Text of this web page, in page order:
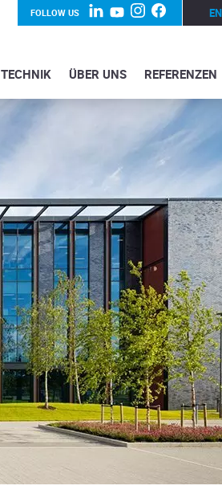
FOLLOW US EN
TECHNIK ÜBER UNS REFERENZEN